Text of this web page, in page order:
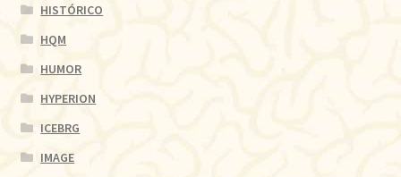
HISTÓRICO
HQM
HUMOR
HYPERION
ICEBRG
IMAGE